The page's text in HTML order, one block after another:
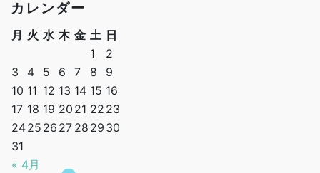
カレンダー
月 火 水 木 金 土 日
« 4月
1
2
3
4 5 6 7 8
9
10 11 12 13 14 15 16
17 18 19 20 21 22 23
2425 26 27 28 29 30
31